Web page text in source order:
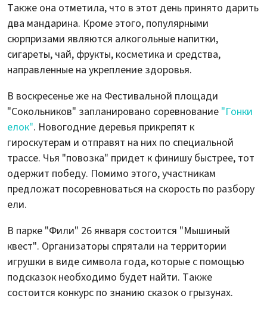
Также она отметила, что в этот день принято дарить
два мандарина. Кроме этого, популярными
сюрпризами являются алкогольные напитки,
сигареты, чай, фрукты, косметика и средства,
направленные на укрепление здоровья.
В воскресенье же на Фестивальной площади
"Сокольников" запланировано соревнование "Гонки
елок". Новогодние деревья прикрепят к
гироскутерам и отправят на них по специальной
трассе. Чья "повозка" придет к финишу быстрее, тот
одержит победу. Помимо этого, участникам
предложат посоревноваться на скорость по разбору
ели.
В парке "Фили" 26 января состоится "Мышиный
квест". Организаторы спрятали на территории
игрушки в виде символа года, которые с помощью
подсказок необходимо будет найти. Также
состоится конкурс по знанию сказок о грызунах.